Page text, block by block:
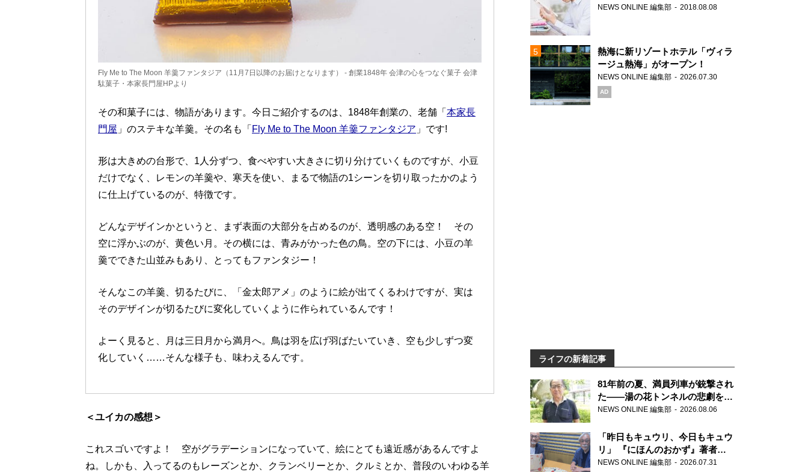
Fly Me to The Moon 羊羹ファンタジア（11月7日以降のお届けとなります） - 創業1848年 会津の心をつなぐ菓子 会津
駄菓子・本家長門屋HPより
その和菓子には、物語があります。今日ご紹介するのは、1848年創業の、老舗「 本家長
門屋 」のステキな羊羹。その名も「 Fly Me to The Moon 羊羹ファンタジア 」です!
形は大きめの台形で、1人分ずつ、食べやすい大きさに切り分けていくものですが、小豆
だけでなく、レモンの羊羹や、寒天を使い、まるで物語の1シーンを切り取ったかのよう
に仕上げているのが、特徴です。
どんなデザインかというと、まず表面の大部分を占めるのが、透明感のある空！ その
空に浮かぶのが、黄色い月。その横には、青みがかった色の鳥。空の下には、小豆の羊
羹でできた山並みもあり、とってもファンタジー！
そんなこの羊羹、切るたびに、「金太郎アメ」のように絵が出てくるわけですが、実は
そのデザインが切るたびに変化していくように作られているんです！
よーく見ると、月は三日月から満月へ。鳥は羽を広げ羽ばたいていき、空も少しずつ変
化していく……そんな様子も、味わえるんです。
＜ユイカの感想＞
これスゴいですよ！ 空がグラデーションになっていて、絵にとても遠近感があるんですよ
ね。しかも、入ってるのもレーズンとか、クランベリーとか、クルミとか、普段のいわゆる羊
NEWS ONLINE 編集部 2018.08.08
熱海に新リゾートホテル「ヴィラ
ージュ熱海」がオープン！
NEWS ONLINE 編集部 2026.07.30
AD
ライフの新着記事
81年前の夏、満員列車が銃撃され
た――湯の花トンネルの悲劇を語
り継ぐ男性の
NEWS ONLINE 編集部 2026.08.06
「昨日もキュウリ、今日もキュウ
リ」 『にほんのおかず』著者が
見つけた家庭料理の知恵
NEWS ONLINE 編集部 2026.07.31